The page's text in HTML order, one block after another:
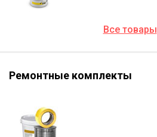
Все товары
Ремонтные комплекты